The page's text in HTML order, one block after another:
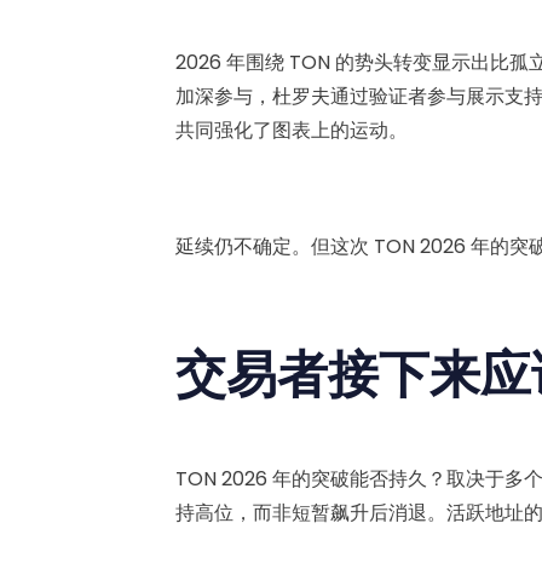
2026 年围绕 TON 的势头转变显示出比
加深参与，杜罗夫通过验证者参与展示支
共同强化了图表上的运动。
延续仍不确定。但这次 TON 2026 年的突
交易者接下来
TON 2026 年的突破能否持久？取决于多
持高位，而非短暂飙升后消退。活跃地址